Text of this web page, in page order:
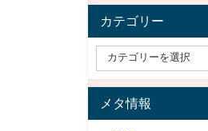
カテゴリー
メタ情報